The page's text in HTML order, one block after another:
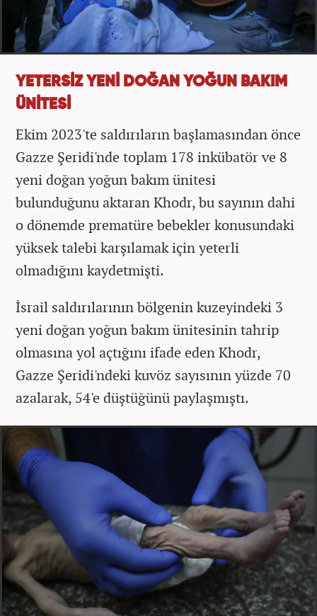
YETERSİZ YENİ DOĞAN YOĞUN BAKIM
ÜNİTESİ
Ekim 2023'te saldırıların başlamasından önce
Gazze Şeridi'nde toplam 178 inkübatör ve 8
yeni doğan yoğun bakım ünitesi
bulunduğunu aktaran Khodr, bu sayının dahi
o dönemde prematüre bebekler konusundaki
yüksek talebi karşılamak için yeterli
olmadığını kaydetmişti.
İsrail saldırılarının bölgenin kuzeyindeki 3
yeni doğan yoğun bakım ünitesinin tahrip
olmasına yol açtığını ifade eden Khodr,
Gazze Şeridi'ndeki kuvöz sayısının yüzde 70
azalarak, 54'e düştüğünü paylaşmıştı.